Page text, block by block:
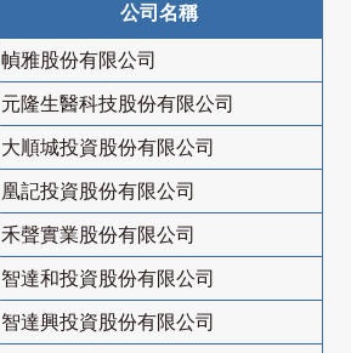
公司名稱
幀雅股份有限公司
元隆生醫科技股份有限公司
大順城投資股份有限公司
凰記投資股份有限公司
禾聲實業股份有限公司
智達和投資股份有限公司
智達興投資股份有限公司